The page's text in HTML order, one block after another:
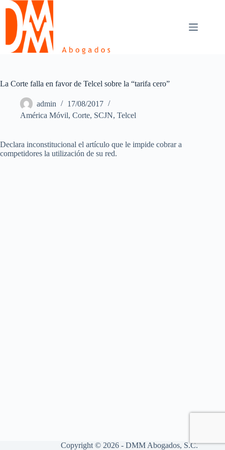
Skip
content
La Corte falla en favor de Telcel sobre la “tarifa cero”
admin
17/08/2017
América Móvil, Corte, SCJN, Telcel
Declara inconstitucional el artículo que le impide cobrar a
competidores la utilización de su red.
Copyright © 2026 - DMM Abogados, S.C.